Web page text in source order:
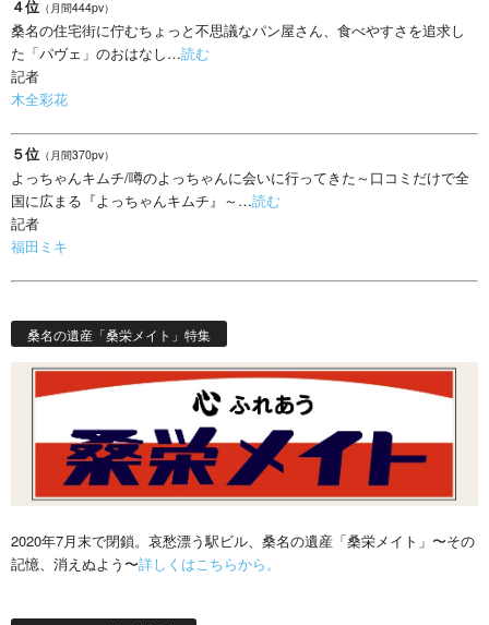
４位 （月間444pv）
桑名の住宅街に佇むちょっと不思議なパン屋さん、食べやすさを追求し
た「パヴェ」のおはなし…読む
記者
木全彩花
５位 （月間370pv）
よっちゃんキムチ/噂のよっちゃんに会いに行ってきた～口コミだけで全
国に広まる『よっちゃんキムチ』～…読む
記者
福田ミキ
桑名の遺産「桑栄メイト」特集
2020年7月末で閉鎖。哀愁漂う駅ビル、桑名の遺産「桑栄メイト」〜その
記憶、消えぬよう〜詳しくはこちらから。